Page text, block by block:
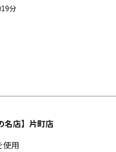
分
名店】片町店
用